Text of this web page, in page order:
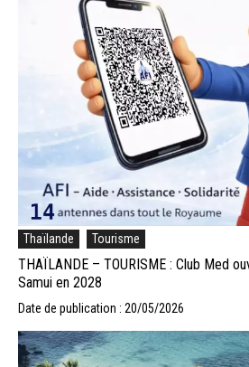
Thaïlande Tourisme
THAÏLANDE – TOURISME : Club Med
Samui en 2028
Date de publication : 20/05/2026